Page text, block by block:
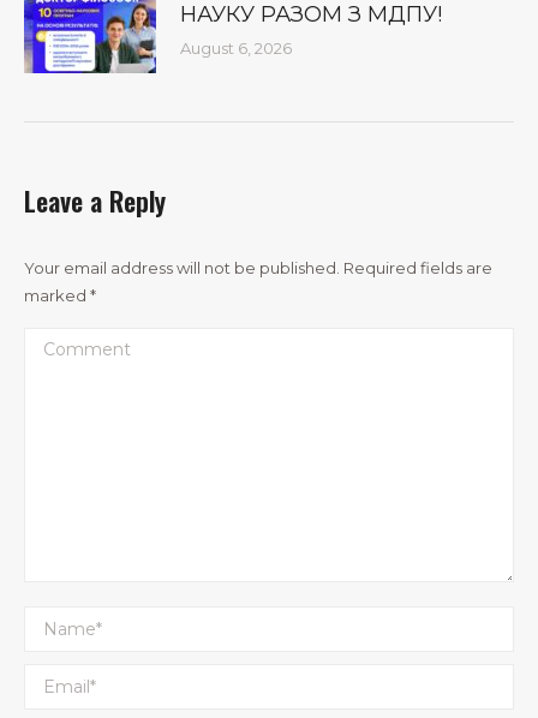
НАУКУ РАЗОМ З МДПУ!
August 6, 2026
Leave a Reply
Your email address will not be published. Required fields are
marked *
Comment
Name *
Email *